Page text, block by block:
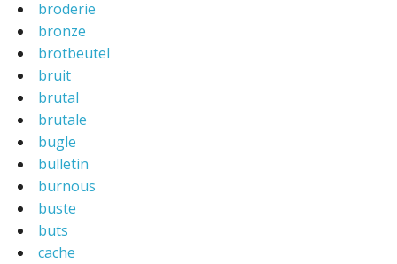
broderie
bronze
brotbeutel
bruit
brutal
brutale
bugle
bulletin
burnous
buste
buts
cache